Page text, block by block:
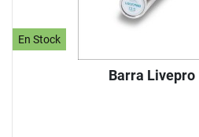
En Stock
Barra Livepro